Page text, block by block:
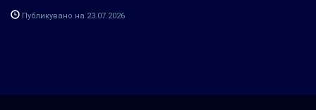
Публикувано на 23.07.2026